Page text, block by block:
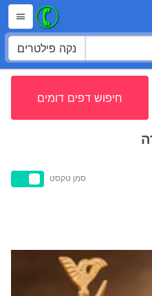
נקה פילטרים
חיפוש דפים דומים
סמן טקסט